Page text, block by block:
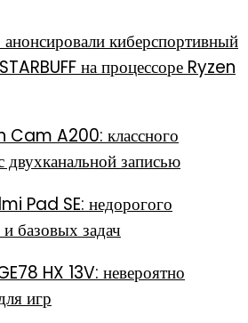
киберспортивный
на процессоре Ryzen
A200: классного
двухканальной записью
Pad SE: недорогого
базовых задач
HX 13V: невероятно
игр